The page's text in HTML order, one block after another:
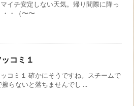
イチ安定しない天気。帰り間際に降っ
・（〜〜
コミ１
コミ１ 確かにそうですね。スチームで
擦らないと落ちませんでし ...